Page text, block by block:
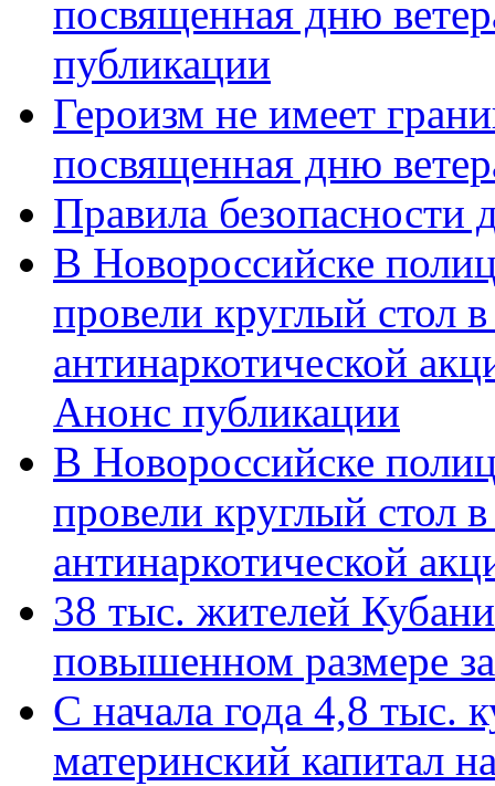
посвященная дню
публикации
Героизм не имеет
посвященная дню
Правила безопасности
В Новороссийске
провели круглый стол
антинаркотической
Анонс публикации
В Новороссийске
провели круглый стол
антинаркотической
38 тыс. жителей
повышенном размере
С начала года 4,8 тыс.
материнский капитал